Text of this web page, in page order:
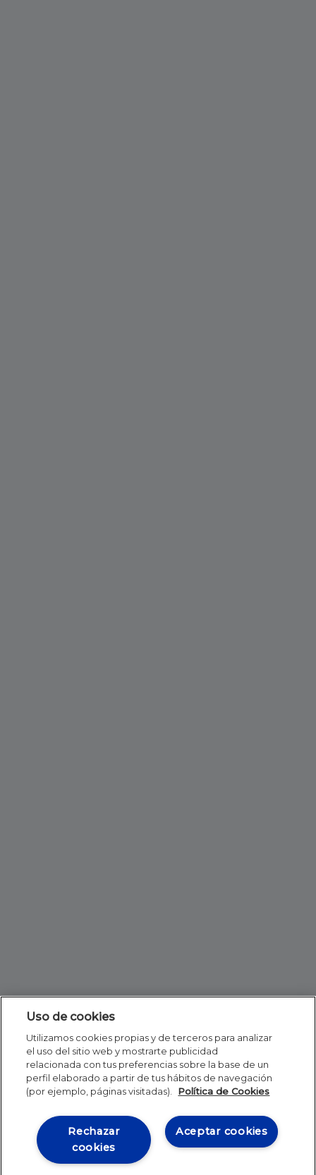
Uso de cookies
Utilizamos cookies propias y de terceros para analizar
el uso del sitio web y mostrarte publicidad
relacionada con tus preferencias sobre la base de un
perfil elaborado a partir de tus hábitos de navegación
(por ejemplo, páginas visitadas).
Política de Cookies
Aceptar cookies
Rechazar
cookies